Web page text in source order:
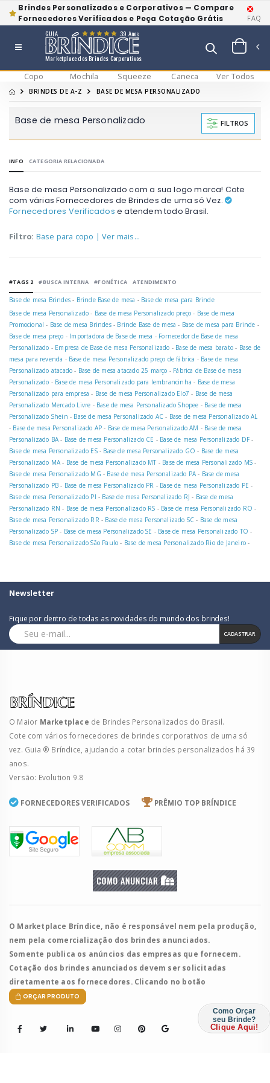
Brindes Personalizados e Corporativos — Compare
Fornecedores Verificados e Peça Cotação Grátis
FAQ
Marketplace dos Brindes Corporativos
GUIA 39 Anos
Copo Mochila Squeeze Caneca Ver Todos
BRINDES DE A-Z BASE DE MESA PERSONALIZADO
Base de mesa Personalizado FILTROS
INFO CATEGORIA RELACIONADA
Base de mesa Personalizado com a sua logo marca! Cote
com várias Fornecedores de Brindes de uma só Vez.
Fornecedores Verificados e atendem todo Brasil.
Filtro: Base para copo | Ver mais...
#TAGS 2 #BUSCA INTERNA #FONÉTICA ATENDIMENTO
Base de mesa Brindes - Brinde Base de mesa - Base de mesa para Brinde
Base de mesa Personalizado- Base de mesa Personalizado preço - Base de mesa
Promocional - Base de mesa Brindes- Brinde Base de mesa - Base de mesa para Brinde -
Base de mesa preço - Importadora de Base de mesa - Fornecedor de Base de mesa
Personalizado - Empresa de Base de mesa Personalizado - Base de mesa barato - Base de
mesa para revenda - Base de mesa Personalizado preço de fábrica - Base de mesa
Personalizado atacado - Base de mesa atacado 25 março - Fábrica de Base de mesa
Personalizado - Base de mesa Personalizado para lembrancinha - Base de mesa
Personalizado para empresa - Base de mesa Personalizado Elo7 - Base de mesa
Personalizado Mercado Livre - Base de mesa Personalizado Shopee - Base de mesa
Personalizado Shein - Base de mesa Personalizado AC - Base de mesa Personalizado AL
- Base de mesa Personalizado AP - Base de mesa Personalizado AM - Base de mesa
Personalizado BA - Base de mesa Personalizado CE - Base de mesa Personalizado DF -
Base de mesa Personalizado ES- Base de mesa Personalizado GO - Base de mesa
Personalizado MA - Base de mesa Personalizado MT - Base de mesa Personalizado MS -
Base de mesa Personalizado MG - Base de mesa Personalizado PA - Base de mesa
Personalizado PB - Base de mesa Personalizado PR - Base de mesa Personalizado PE -
Base de mesa Personalizado PI - Base de mesa Personalizado RJ - Base de mesa
Personalizado RN - Base de mesa Personalizado RS - Base de mesa Personalizado RO -
Base de mesa Personalizado RR- Base de mesa Personalizado SC - Base de mesa
Personalizado SP - Base de mesa Personalizado SE - Base de mesa Personalizado TO -
Base de mesa Personalizado São Paulo - Base de mesa Personalizado Rio de Janeiro -
Newsletter
Fique por dentro de todas as novidades do mundo dos brindes!
CADASTRAR
O Maior Marketplace de Brindes Personalizados do Brasil.
Cote com vários fornecedores de brindes corporativos de uma só
vez. Guia ® Bríndice, ajudando a cotar brindes personalizados há 39
anos.
Versão: Evolution 9.8
FORNECEDORES VERIFICADOS PRÊMIO TOP BRÍNDICE
O Marketplace Bríndice, não é responsável nem pela produção,
nem pela comercialização dos brindes anunciados.
Somente publica os anúncios das empresas que fornecem.
Cotação dos brindes anunciados devem ser solicitadas
diretamente aos fornecedores. Clicando no botão
ORÇAR PRODUTO
Como Orçar
seu Brinde?
Clique Aqui!